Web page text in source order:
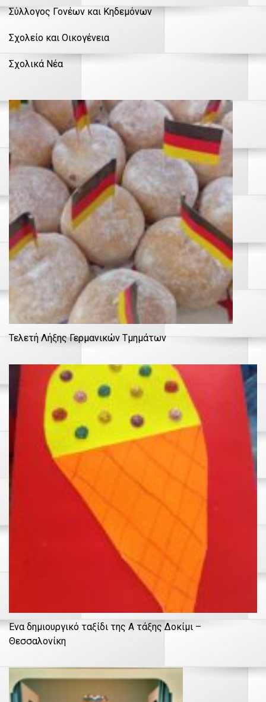
Σύλλογος Γονέων και Κηδεμόνων
Σχολείο και Οικογένεια
Σχολικά Νέα
Τελετή Λήξης Γερμανικών Τμημάτων
Ένα δημιουργικό ταξίδι της Α τάξης Δοκίμι –
Θεσσαλονίκη